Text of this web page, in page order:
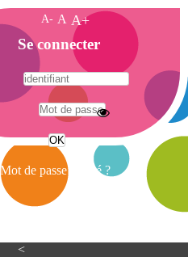
<
A- A A+
Se connecter
Mot de passe oublié ?